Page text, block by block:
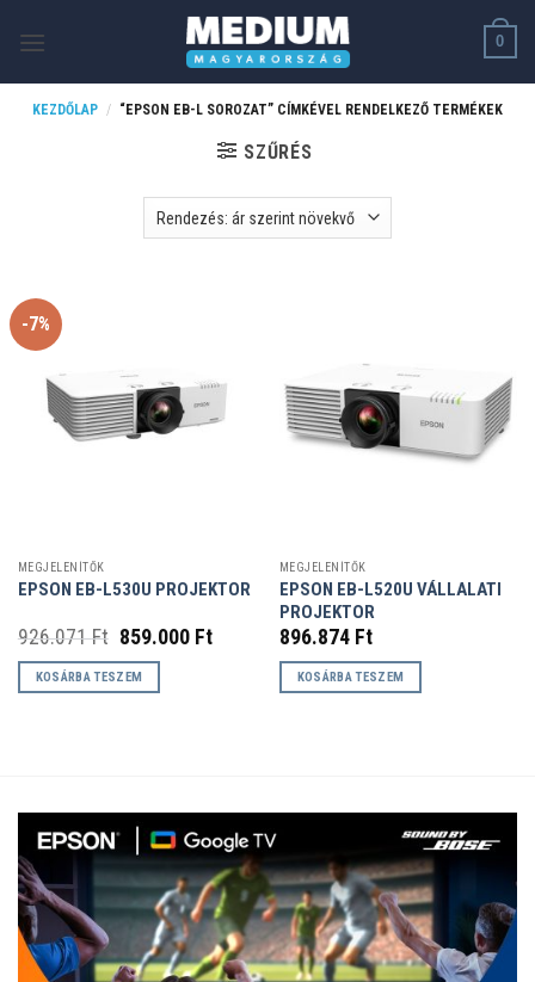
0
KEZDŐLAP / “EPSON EB-L SOROZAT” CÍMKÉVEL RENDELKEZŐ TERMÉKEK
SZŰRÉS
-7%
MEGJELENÍTŐK
EPSON EB-L530U PROJEKTOR
926.071Ft Original
price
was:
926.071 Ft.
859.000 FtCurrent
859.000 Ft.
KOSÁRBA TESZEM
MEGJELENÍTŐK
EPSON EB-L520U VÁLLALATI
PROJEKTOR
896.874 Ft
KOSÁRBA TESZEM